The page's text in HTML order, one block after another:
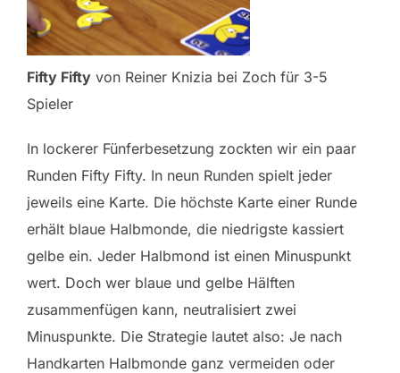
Fifty Fifty von Reiner Knizia bei Zoch für 3-5
Spieler
In lockerer Fünferbesetzung zockten wir ein paar
Runden Fifty Fifty. In neun Runden spielt jeder
jeweils eine Karte. Die höchste Karte einer Runde
erhält blaue Halbmonde, die niedrigste kassiert
gelbe ein. Jeder Halbmond ist einen Minuspunkt
wert. Doch wer blaue und gelbe Hälften
zusammenfügen kann, neutralisiert zwei
Minuspunkte. Die Strategie lautet also: Je nach
Handkarten Halbmonde ganz vermeiden oder